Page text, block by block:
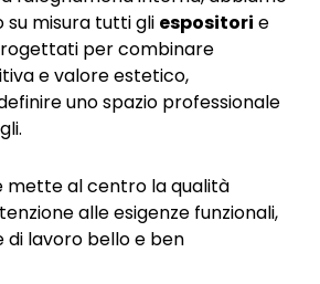
misura tutti gli espositori e
per combinare
e valore estetico,
uno spazio professionale
mette al centro la qualità
alle esigenze funzionali,
di lavoro bello e ben